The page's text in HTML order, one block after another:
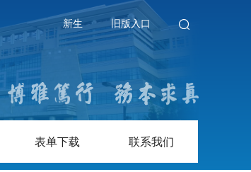
新生 旧版入口
表单下载 联系我们